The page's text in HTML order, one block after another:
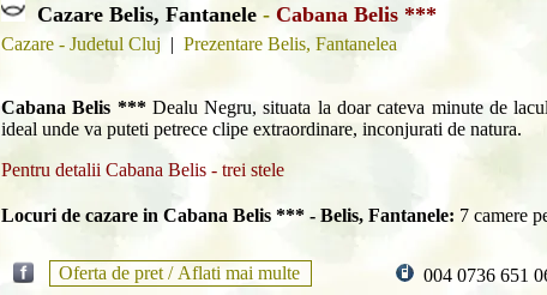
Cazare Belis, Fantanele - Cabana Belis ***
Cazare - Judetul Cluj | Prezentare Belis, Fantanelea
Cabana Belis ***Dealu Negru, situata la doar cateva minute de
ideal unde va puteti petrece clipe extraordinare, inconjurati de natura.
Pentru detalii Cabana Belis - trei stele
Locuri de cazare in Cabana Belis *** - Belis, Fantanele: 7 camere
Oferta de pret / Aflati mai multe 004 0736 651